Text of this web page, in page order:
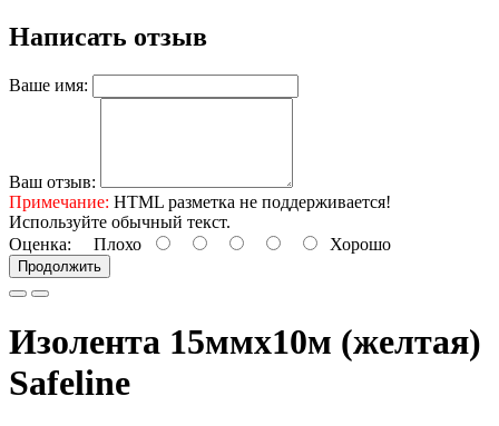
Написать отзыв
Ваше имя:
Ваш отзыв:
Примечание: HTML разметка не поддерживается!
Используйте обычный текст.
Оценка: Плохо Хорошо
Продолжить
Изолента 15ммх10м (желтая)
Safeline